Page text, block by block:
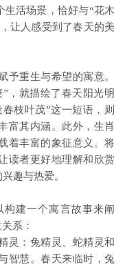
生活场景，恰好与“花木
让人感受到了春天的美
予重生与希望的寓意。
，就描绘了春天阳光明
枝叶茂”这一短语，则
富其内涵。此外，生肖
着丰富的象征意义。将
读者更好地理解和欣赏
趣与热爱。
建一个寓言故事来阐
系：
灵：兔精灵、蛇精灵和
智慧。春天来临时，兔